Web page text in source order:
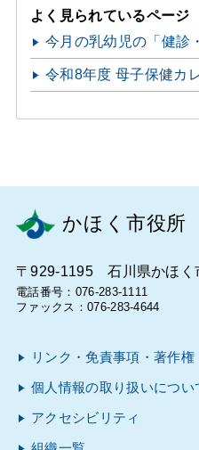
よく見られているページ
今月の乳幼児の「健診
令和8年度 母子保健カ
かほく市役所
〒929-1195 石川県かほく
電話番号：076-283-1111
ファックス：076-283-4644
リンク・免責事項・著作権
個人情報の取り扱いについ
アクセシビリティ